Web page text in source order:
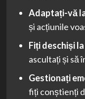
Adaptați-vă
și acțiunile
Fiți deschiși
ascultați și să
Gestionați
fiți conștienți